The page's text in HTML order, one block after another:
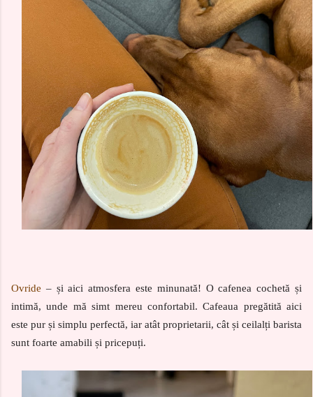
Ovride – și aici atmosfera este minunată! O cafenea cochetă și
intimă, unde mă simt mereu confortabil. Cafeaua pregătită aici
este pur și simplu perfectă, iar atât proprietarii, cât și ceilalți barista
sunt foarte amabili și pricepuți.